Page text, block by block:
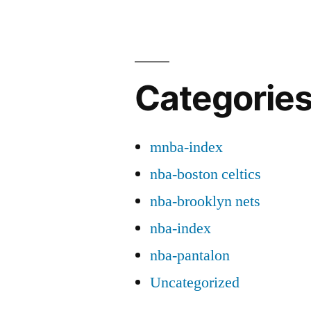
mnba-index
nba-boston celtics
nba-brooklyn nets
nba-index
nba-pantalon
Uncategorized